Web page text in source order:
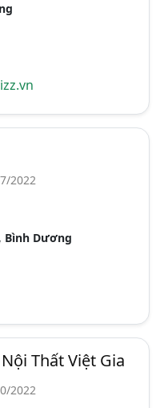
2022
Bình Dương
Thất Việt Gia
2022